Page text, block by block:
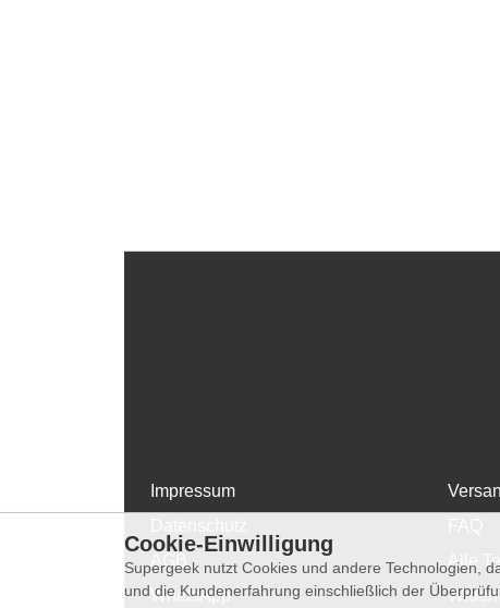
Impressum
WhatsApp
Alle
Cookie-Einwilligung
Supergeek nutzt Cookies und andere Technologien,
und die Kundenerfahrung einschließlich der